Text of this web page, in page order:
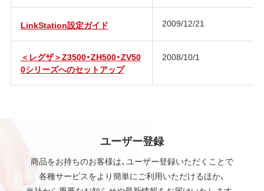
LinkStation設定ガイド 2009/12/21
＜レグザ＞Z3500・ZH500・ZV50
0シリーズへのセットアップ
2008/10/1
ユーザー登録
商品をお持ちのお客様は、ユーザー登録いただくことで
各種サービスをより簡単にご利用いただけるほか、